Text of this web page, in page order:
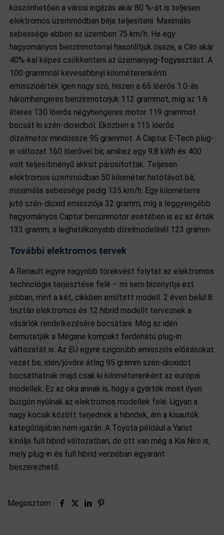
köszönhetően a városi ingázás akár 80 %-át is teljesen
elektromos üzemmódban bírja teljesíteni. Maximális
sebessége ebben az üzemben 75 km/h. Ha egy
hagyományos benzinmotorral hasonlítjuk össze, a Clio akár
40%-kal képes csökkenteni az üzemanyag-fogyasztást. A
100 grammnál kevesebbnyi kilométerenkénti
emisszióérték igen nagy szó, hiszen a 65 lóerős 1.0-ás
háromhengeres benzinmotorjuk 112 grammot, míg az 1.6
literes 130 lóerős négyhengeres motor 119 grammot
bocsát ki szén-dioxidból. Eközben a 115 lóerős
dízelmotor mindössze 95 grammot. A Captur E-Tech plug-
in változat 160 lóerővel bír, amihez egy 9,8 kWh és 400
volt teljesítményű akksit párosítottak. Teljesen
elektromos üzemmódban 50 kilométer hatótávot bír,
maximális sebessége pedig 135 km/h. Egy kilométerre
jutó szén-dioxid emissziója 32 gramm, míg a leggyengébb
hagyományos Captur benzinmotor esetében is ez az érték
133 gramm, a leghatékonyabb dízelmodellnél 123 gramm.
További elektromos tervek
A Renault egyre nagyobb törekvést folytat az elektromos
technológia terjesztése felé – mi sem bizonyítja ezt
jobban, mint a két, cikkben említett modell. 2 éven belül 8
tisztán elektromos és 12 hibrid modellt terveznek a
vásárlók rendelkezésére bocsátani. Még az idén
bemutatják a Mégane kompakt ferdehátú plug-in
változatát is. Az EU egyre szigorúbb emissziós előírásokat
vezet be, idén/jövőre átlag 95 gramm szén-dioxidot
bocsáthatnak majd csak ki kilométerenként az európai
modellek. Ez az oka annak is, hogy a gyártók most ilyen
buzgón nyúlnak az elektromos modellek felé. Ugyan a
nagy kocsik között terjednek a hibridek, ám a kisautók
kategóriájában nem igazán. A Toyota például a Yarist
kínálja full hibrid változatban, de ott van még a Kia Niro is,
mely plug-in és full hibrid verzióban egyaránt
beszerezhető.
Megosztom